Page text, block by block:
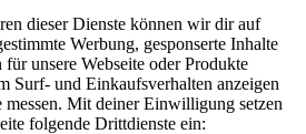
dieser Dienste können wir dir auf
Werbung, gesponserte Inhalte
unsere Webseite oder Produkte
Surf- und Einkaufsverhalten anzeigen
messen. Mit deiner Einwilligung setzen
folgende Drittdienste ein: